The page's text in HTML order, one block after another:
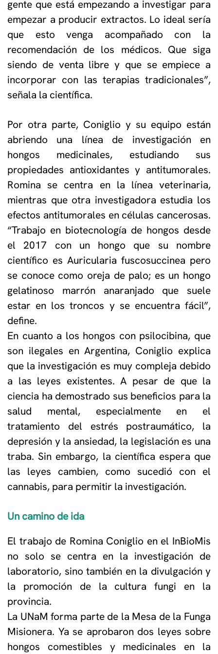
gente que está empezando a investigar para
empezar a producir extractos. Lo ideal sería
que esto venga acompañado con la
recomendación de los médicos. Que siga
siendo de venta libre y que se empiece a
incorporar con las terapias tradicionales”,
señala la científica.
Por otra parte, Coniglio y su equipo están
abriendo una línea de investigación en
hongos medicinales, estudiando sus
propiedades antioxidantes y antitumorales.
Romina se centra en la línea veterinaria,
mientras que otra investigadora estudia los
efectos antitumorales en células cancerosas.
“Trabajo en biotecnología de hongos desde
el 2017 con un hongo que su nombre
científico es Auricularia fuscosuccinea pero
se conoce como oreja de palo; es un hongo
gelatinoso marrón anaranjado que suele
estar en los troncos y se encuentra fácil”,
define.
En cuanto a los hongos con psilocibina, que
son ilegales en Argentina, Coniglio explica
que la investigación es muy compleja debido
a las leyes existentes. A pesar de que la
ciencia ha demostrado sus beneficios para la
salud mental, especialmente en el
tratamiento del estrés postraumático, la
depresión y la ansiedad, la legislación es una
traba. Sin embargo, la científica espera que
las leyes cambien, como sucedió con el
cannabis, para permitir la investigación.
Un camino de ida
El trabajo de Romina Coniglio en el InBioMis
no solo se centra en la investigación de
laboratorio, sino también en la divulgación y
la promoción de la cultura fungi en la
provincia.
La UNaM forma parte de la Mesa de la Funga
Misionera. Ya se aprobaron dos leyes sobre
hongos comestibles y medicinales en la